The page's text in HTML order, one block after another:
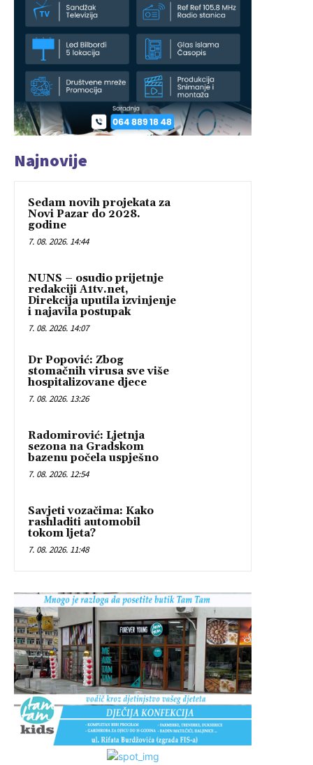
Najnovije
Sedam novih projekata za
Novi Pazar do 2028.
godine
7. 08. 2026. 14:44
NUNS – osudio prijetnje
redakciji A1tv.net,
Direkcija uputila izvinjenje
i najavila postupak
7. 08. 2026. 14:07
Dr Popović: Zbog
stomačnih virusa sve više
hospitalizovane djece
7. 08. 2026. 13:26
Radomirović: Ljetnja
sezona na Gradskom
bazenu počela uspješno
7. 08. 2026. 12:54
Savjeti vozačima: Kako
rashladiti automobil
tokom ljeta?
7. 08. 2026. 11:48